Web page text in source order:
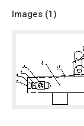
Images (1)